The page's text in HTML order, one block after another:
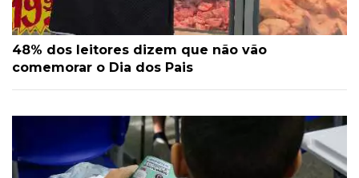
48% dos leitores dizem que não vão
comemorar o Dia dos Pais